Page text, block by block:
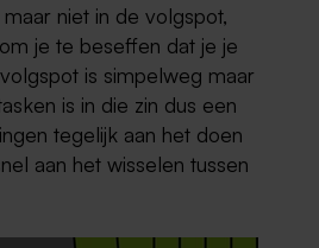
niet in de volgspot,
je te beseffen dat je je
is simpelweg maar
is in die zin dus een
tegelijk aan het doen
aan het wisselen tussen